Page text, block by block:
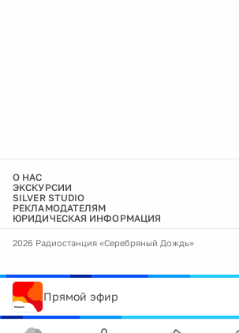
О НАС
ЭКСКУРСИИ
SILVER STUDIO
РЕКЛАМОДАТЕЛЯМ
ЮРИДИЧЕСКАЯ ИНФОРМАЦИЯ
2026 Радиостанция «Серебряный Дождь»
Прямой эфир